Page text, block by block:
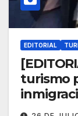
EDITORIAL
turismo